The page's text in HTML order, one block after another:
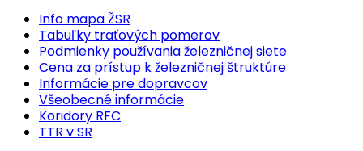
Info mapa ŽSR
Tabuľky traťových pomerov
Podmienky používania železničnej siete
Cena za prístup k železničnej štruktúre
Informácie pre dopravcov
Všeobecné informácie
Koridory RFC
TTR v SR